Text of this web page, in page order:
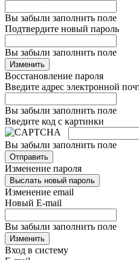
Вы забыли заполнить поле
Подтвердите новый пароль
Вы забыли заполнить поле
Изменить
Восстановление пароля
Введите адрес электронной
Вы забыли заполнить поле
Введите код с картинки
Вы забыли заполнить поле
Отправить
Изменение пароля
Выслать новый пароль
Изменение email
Новый E-mail
Вы забыли заполнить поле
Изменить
Вход в систему